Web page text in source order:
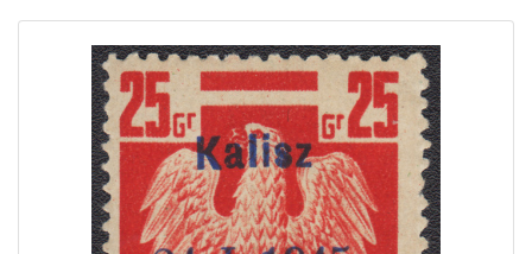
Home page
Current auction
Recent result
Archive
Regulation